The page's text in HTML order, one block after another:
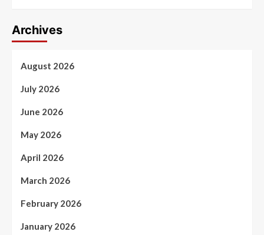
Archives
August 2026
July 2026
June 2026
May 2026
April 2026
March 2026
February 2026
January 2026